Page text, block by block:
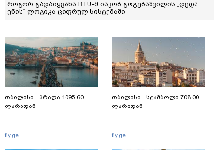
როგორ გადაიყვანა BTU-მ იაკობ გოგებაშვილის „დედა
ენის“ ლოგიკა ციფრულ სისტემაში
თბილისი - პრაღა 1095.60
ლარიდან
fly.ge
თბილისი - სტამბოლი 708.00
ლარიდან
fly.ge